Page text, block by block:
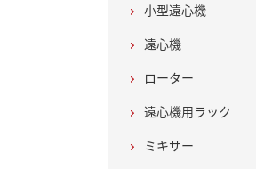
小型遠心機
遠心機
ローター
遠心機用ラック
ミキサー